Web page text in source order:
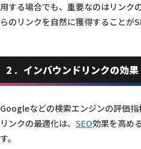
用する場合でも、重要なのはリンク
らのリンクを自然に獲得することが
2 インバウンドリンクの効果
Googleなどの検索エンジンの評価
リンクの最適化は、 SEO効果を高め
す。